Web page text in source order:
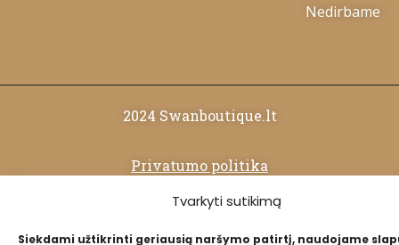
Tvarkyti sutikimą
Siekdami užtikrinti geriausią naršymo patirtį, naudojame
Nedirbame
2024 Swanboutique.lt
Privatumo politika
Slapukų politika